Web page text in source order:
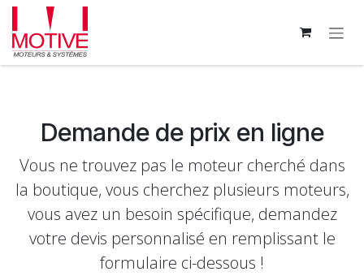
Se rendre au contenu
Demande de prix en ligne
Vous ne trouvez pas le moteur cherché dans
la boutique, vous cherchez plusieurs moteurs,
vous avez un besoin spécifique, demandez
votre devis personnalisé en remplissant le
formulaire ci-dessous !